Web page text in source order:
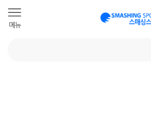
메뉴